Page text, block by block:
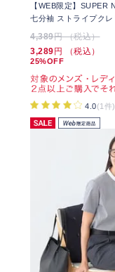
【WEB限定】SUPER
七分袖 ストライプクレ
4,389円 （税込）
3,289円 （税込）
25%OFF
4.0(1件)